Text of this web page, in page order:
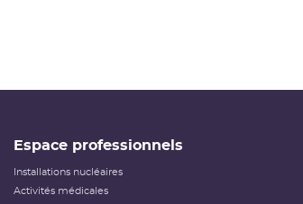
Espace professionnels
Installations nucléaires
Activités médicales